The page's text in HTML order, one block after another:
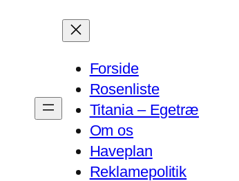
Forside
Rosenliste
Titania – Egetræ
Om os
Haveplan
Reklamepolitik